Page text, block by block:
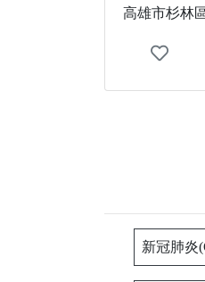
高雄市杉林
新冠肺炎